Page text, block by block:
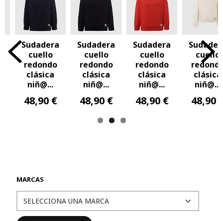
MARCAS
Sudadera
cuello
redondo
clásica
niñ@...
48,90 €
Sudadera
cuello
redondo
clásica
niñ@...
48,90 €
Sudadera
cuello
redondo
clásica
niñ@...
48,90 €
cuello
clásica
niñ@...
48,90